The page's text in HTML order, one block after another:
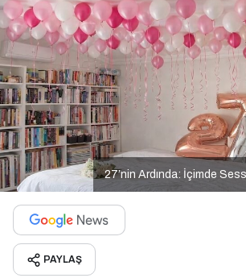
27’nin Ardında: İçimde
PAYLAŞ